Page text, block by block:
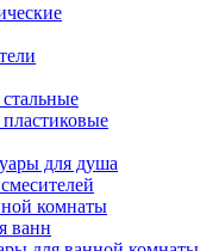
для душа
комнаты
ванн